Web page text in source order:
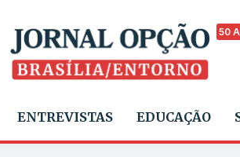
50
ENTREVISTAS EDUCAÇÃO